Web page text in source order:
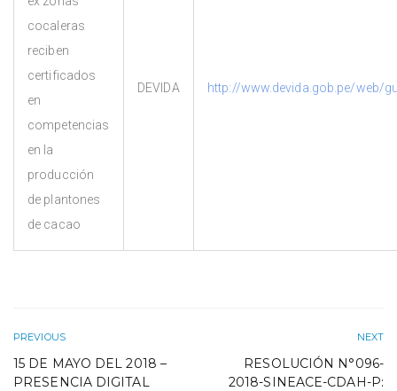
cocaleras
reciben
certificados
en
competencias
en la
producción
de plantones
de cacao
DEVIDA http://www.devida.gob.pe/web/
PREVIOUS
15 DE MAYO DEL 2018 –
PRESENCIA DIGITAL
NEXT
RESOLUCIÓN N°096-
2018-SINEACE-CDAH-P: